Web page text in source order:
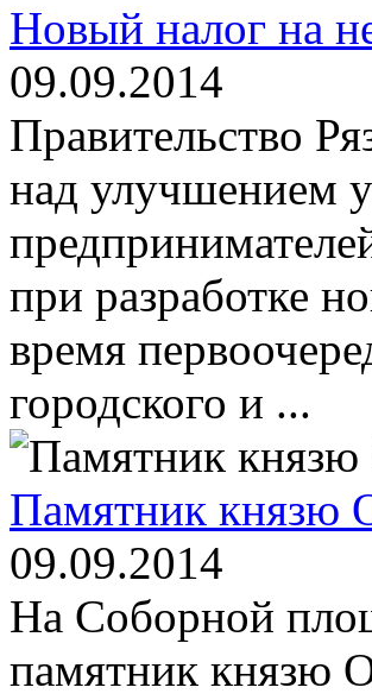
Новый налог на
09.09.2014
Правительство
над улучшением
при разработке
время
городского и ...
Памятник князю
09.09.2014
На Соборной
памятник князю